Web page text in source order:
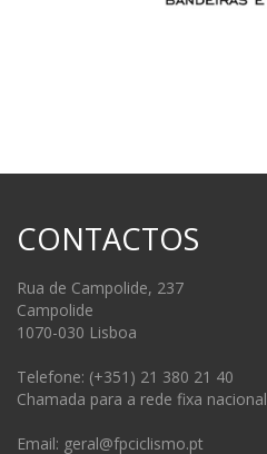
CONTACTOS
Rua de Campolide, 237
Campolide
1070-030 Lisboa
Telefone: (+351) 21 380 21 40
Chamada para a rede fixa nacional
Email: geral@fpciclismo.pt